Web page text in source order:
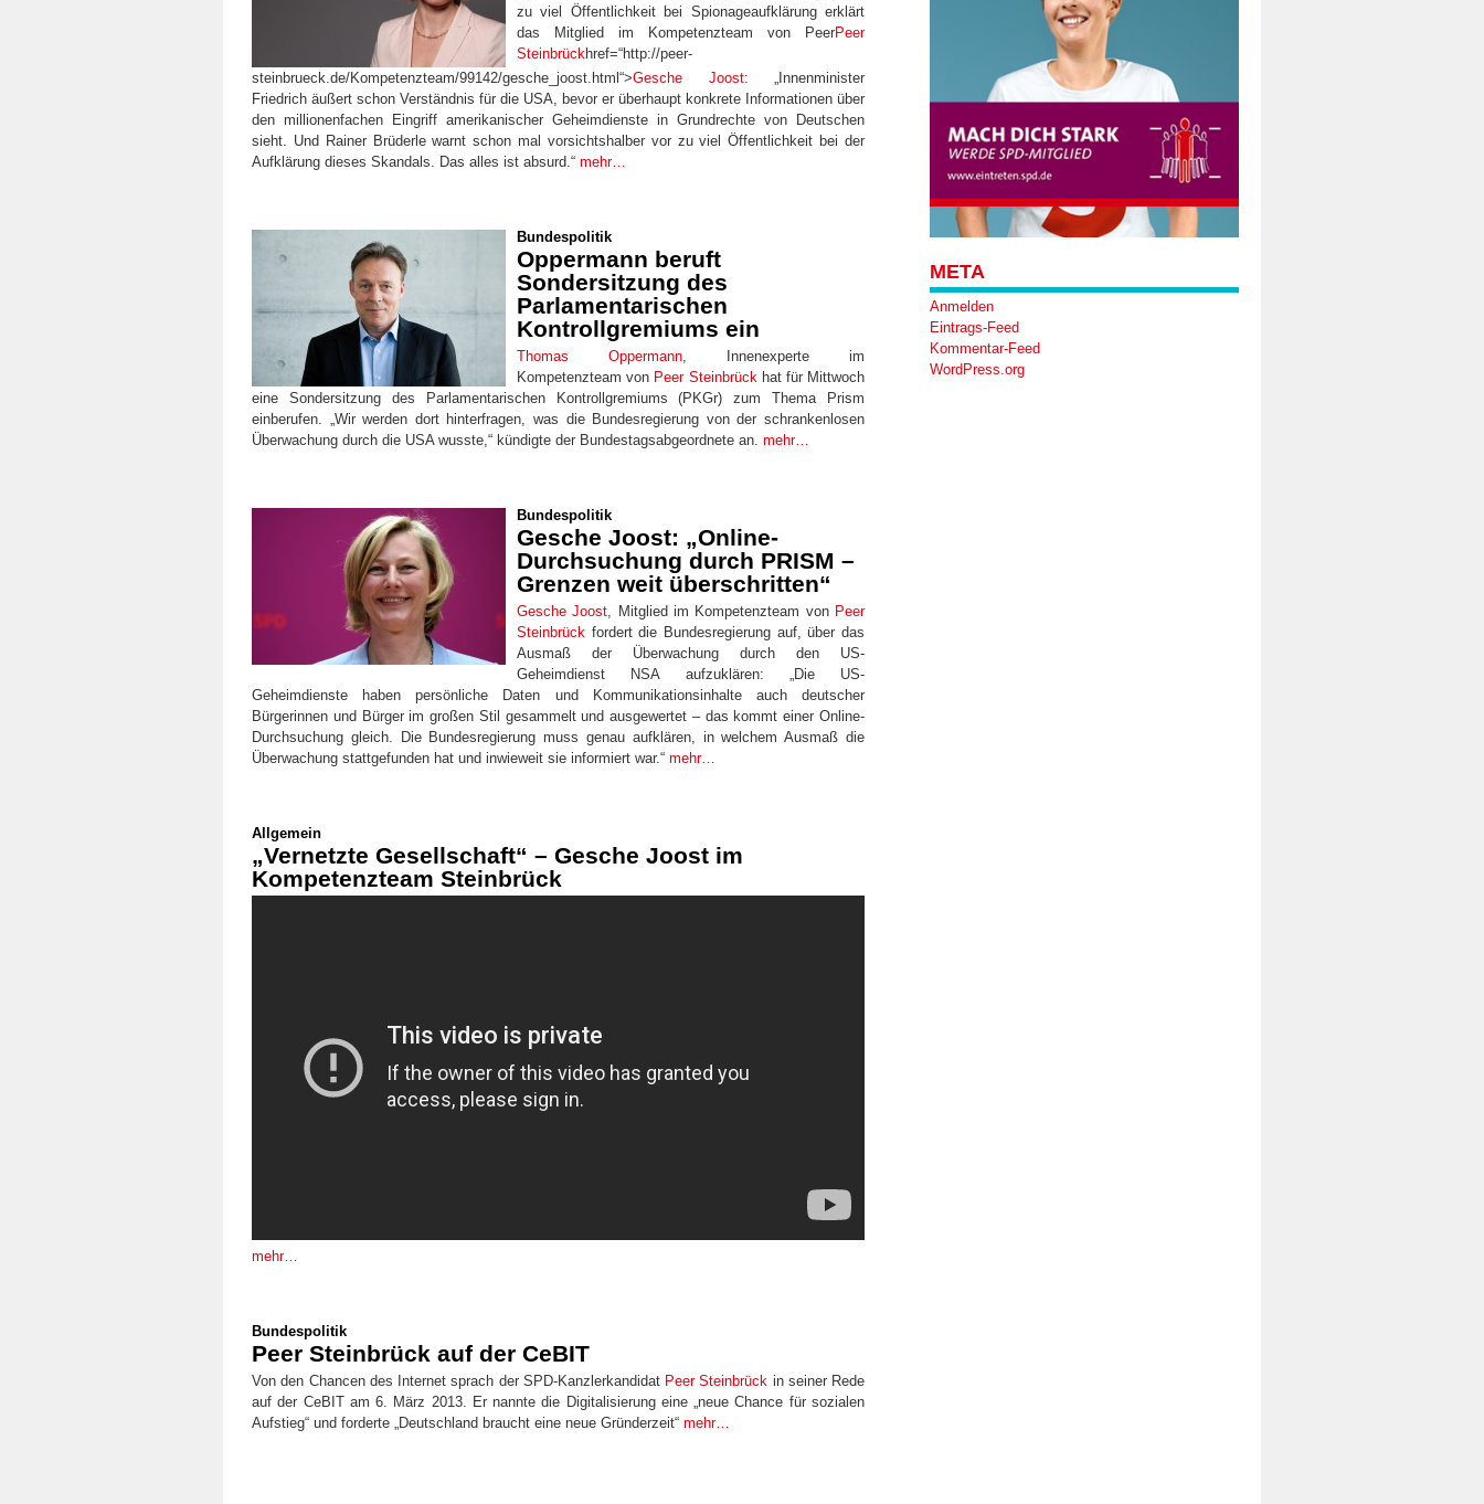
zu viel Öffentlichkeit bei Spionageaufklärung erklärt
das Mitglied im Kompetenzteam von PeerPeer
Steinbrückhref=“http://peer-
steinbrueck.de/Kompetenzteam/99142/gesche_joost.html“>Gesche Joost: „Innenminister
Friedrich äußert schon Verständnis für die USA, bevor er überhaupt konkrete Informationen über
den millionenfachen Eingriff amerikanischer Geheimdienste in Grundrechte von Deutschen
sieht. Und Rainer Brüderle warnt schon mal vorsichtshalber vor zu viel Öffentlichkeit bei der
Aufklärung dieses Skandals. Das alles ist absurd.“ mehr…
Bundespolitik
Oppermann beruft
Sondersitzung des
Parlamentarischen
Kontrollgremiums ein
Thomas Oppermann , Innenexperte im
Kompetenzteam von Peer Steinbrück hat für Mittwoch
eine Sondersitzung des Parlamentarischen Kontrollgremiums (PKGr) zum Thema Prism
einberufen.
„Wir werden dort hinterfragen, was die Bundesregierung von der schrankenlosen
Überwachung durch die USA wusste,“ kündigte der Bundestagsabgeordnete an. mehr…
Bundespolitik
Gesche Joost: „Online-
Durchsuchung durch PRISM –
Grenzen weit überschritten“
Gesche Joost , Mitglied im Kompetenzteam von Peer
Steinbrück fordert die Bundesregierung auf, über das
Ausmaß der Überwachung durch den US-
Geheimdienst NSA aufzuklären: „Die US-
Geheimdienste haben persönliche Daten und Kommunikationsinhalte auch deutscher
Bürgerinnen und Bürger im großen Stil gesammelt und ausgewertet – das kommt einer Online-
Durchsuchung gleich. Die Bundesregierung muss genau aufklären, in welchem Ausmaß die
Überwachung stattgefunden hat und inwieweit sie informiert war.“ mehr…
Allgemein
„Vernetzte Gesellschaft“ – Gesche Joost im
Kompetenzteam Steinbrück
mehr…
Bundespolitik
Peer Steinbrück auf der CeBIT
Von den Chancen des Internet sprach der SPD-Kanzlerkandidat Peer Steinbrück in seiner Rede
auf der CeBIT am 6. März 2013. Er nannte die Digitalisierung eine „neue Chance für sozialen
Aufstieg“ und forderte „Deutschland braucht eine neue Gründerzeit“ mehr…
META
Anmelden
Eintrags-Feed
Kommentar-Feed
WordPress.org